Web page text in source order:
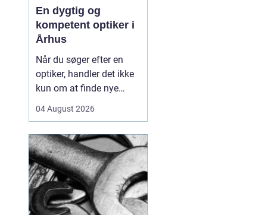
En dygtig og
kompetent optiker i
Århus
Når du søger efter en
optiker, handler det ikke
kun om at finde nye
men om at få faglig
synsprøver og produkter,
der passer til din
hverdag. I hjertet af byen
find...
04 August 2026